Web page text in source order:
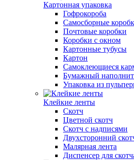
Картонная упаковка
Гофрокороба
Самосборные
Почтовые коробки
Коробки с окном
Картонные тубусы
Картон
Самоклеющиеся
Бумажный
Упаковка из
Клейкие ленты
Скотч
Цветной скотч
Скотч с надписями
Двухсторонний
Малярная лента
Диспенсер для